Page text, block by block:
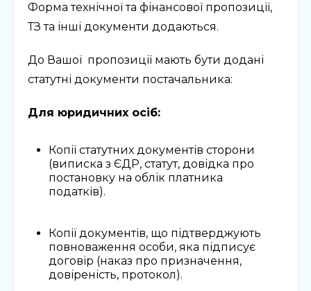
Форма технічної та фінансової пропозиції,
ТЗ та інші документи додаються.
До Вашої пропозиції мають бути додані
статутні документи постачальника:
Для юридичних осіб:
Копії статутних документів сторони
(виписка з ЄДР, статут, довідка про
постановку на облік платника
податків).
Копії документів, що підтверджують
повноваження особи, яка підписує
договір (наказ про призначення,
довіреність, протокол).